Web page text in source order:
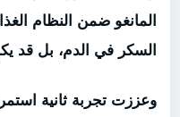
المانغو ضمن النظام
السكر في الدم، بل قد
وعززت تجربة ثانية